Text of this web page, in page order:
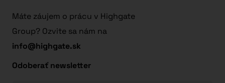
Máte záujem o prácu v Highgate
Group? Ozvite sa nám na
info@highgate.sk
Odoberať newsletter